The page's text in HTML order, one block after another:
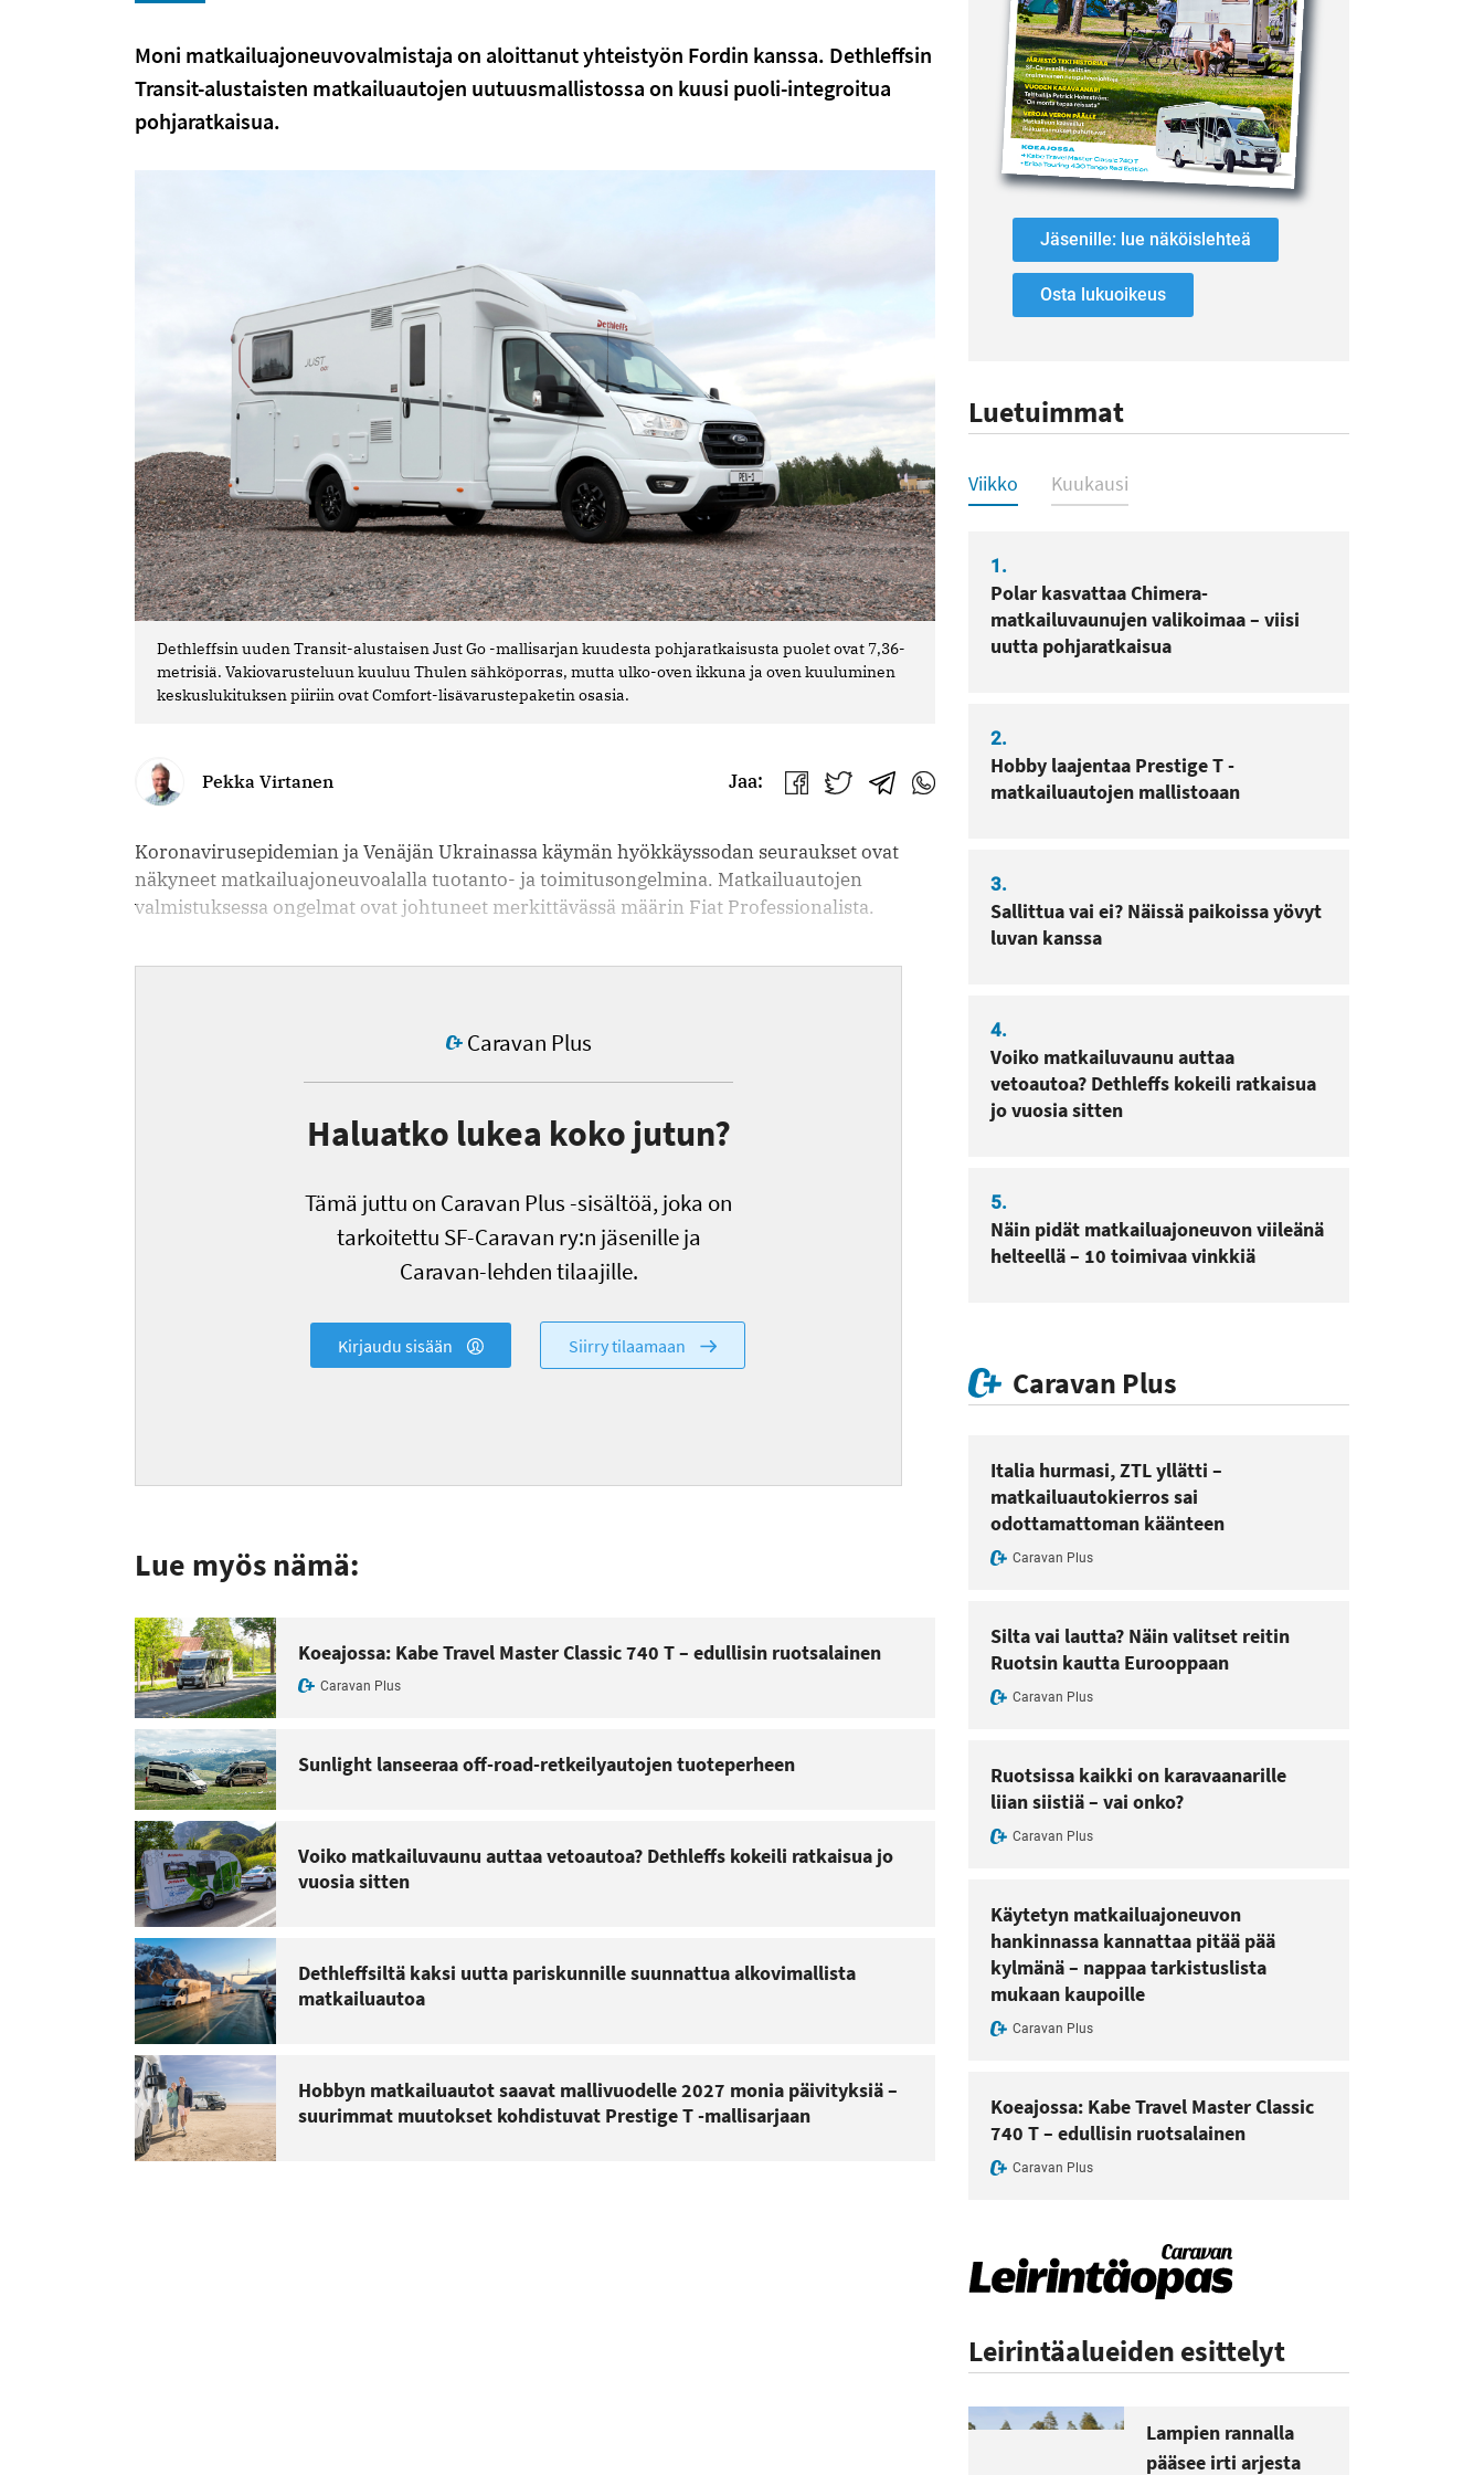
Moni matkailuajoneuvovalmistaja on aloittanut yhteistyön Fordin kanssa. Dethleffsin
Transit-alustaisten matkailuautojen uutuusmallistossa on kuusi puoli-integroitua
pohjaratkaisua.
Dethleffsin uuden Transit-alustaisen Just Go -mallisarjan kuudesta pohjaratkaisusta puolet ovat 7,36-
metrisiä. Vakiovarusteluun kuuluu Thulen sähköporras, mutta ulko-oven ikkuna ja oven kuuluminen
keskuslukituksen piiriin ovat Comfort-lisävarustepaketin osasia.
Pekka Virtanen Jaa:
Jaa
Jaa
Jaa
Jaa
Koronavirusepidemian ja Venäjän Ukrainassa käymän hyökkäyssodan seuraukset ovat
näkyneet matkailuajoneuvoalalla tuotanto- ja toimitusongelmina. Matkailuautojen
valmistuksessa ongelmat ovat johtuneet merkittävässä määrin Fiat Professionalista.
Caravan Plus
Haluatko lukea koko jutun?
Tämä juttu on Caravan Plus -sisältöä, joka on
tarkoitettu SF-Caravan ry:n jäsenille ja
Caravan-lehden tilaajille.
Kirjaudu sisään Siirry tilaamaan
Lue myös nämä:
Koeajossa: Kabe Travel Master Classic 740 T – edullisin ruotsalainen
Caravan Plus
Sunlight lanseeraa off-road-retkeilyautojen tuoteperheen
Voiko matkailuvaunu auttaa vetoautoa? Dethleffs kokeili ratkaisua jo
vuosia sitten
Dethleffsiltä kaksi uutta pariskunnille suunnattua alkovimallista
matkailuautoa
Hobbyn matkailuautot saavat mallivuodelle 2027 monia päivityksiä –
suurimmat muutokset kohdistuvat Prestige T -mallisarjaan
Jäsenille: lue näköislehteä
Osta lukuoikeus
Luetuimmat
Luetuimmat
Viikko Kuukausi
1.
Polar kasvattaa Chimera-
matkailuvaunujen valikoimaa – viisi
uutta pohjaratkaisua
2.
Hobby laajentaa Prestige T -
matkailuautojen mallistoaan
3.
Sallittua vai ei? Näissä paikoissa yövyt
luvan kanssa
4.
Voiko matkailuvaunu auttaa
vetoautoa? Dethleffs kokeili ratkaisua
jo vuosia sitten
5.
Näin pidät matkailuajoneuvon viileänä
helteellä – 10 toimivaa vinkkiä
Caravan Plus
Italia hurmasi, ZTL yllätti –
matkailuautokierros sai
odottamattoman käänteen
Caravan Plus
Silta vai lautta? Näin valitset reitin
Ruotsin kautta Eurooppaan
Caravan Plus
Ruotsissa kaikki on karavaanarille
liian siistiä – vai onko?
Caravan Plus
Käytetyn matkailuajoneuvon
hankinnassa kannattaa pitää pää
kylmänä – nappaa tarkistuslista
mukaan kaupoille
Caravan Plus
Koeajossa: Kabe Travel Master Classic
740 T – edullisin ruotsalainen
Caravan Plus
Leirintäalueiden esittelyt
Lampien rannalla
pääsee irti arjesta